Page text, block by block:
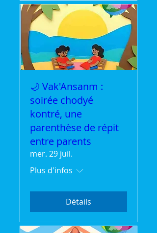
🌙 Vak'Ansanm :
soirée chodyé
kontré, une
parenthèse de répit
entre parents
mer. 29 juil.
Plus d'infos
Détails